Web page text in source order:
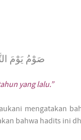
صَوْمُ يَوْمَ
yang lalu.”
mengatakan
bahwa hadits ini